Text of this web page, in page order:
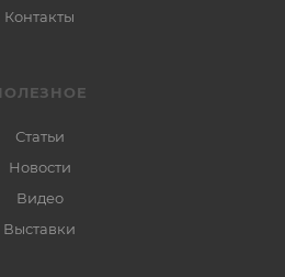
Контакты
Статьи
Новости
Видео
Выставки